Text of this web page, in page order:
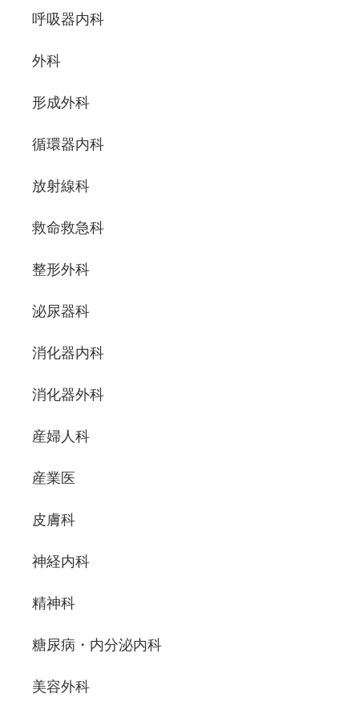
呼吸器内科
外科
形成外科
循環器内科
放射線科
救命救急科
整形外科
泌尿器科
消化器内科
消化器外科
産婦人科
産業医
皮膚科
神経内科
精神科
糖尿病・内分泌内科
美容外科